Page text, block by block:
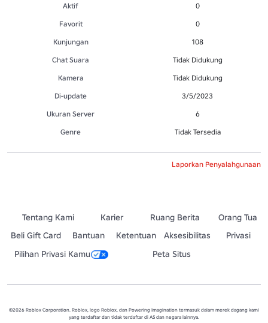
Aktif
0
Favorit
0
Kunjungan
108
Chat Suara
Tidak Didukung
Kamera
Tidak Didukung
Di-update
3/5/2023
Ukuran Server
6
Genre
Tidak Tersedia
Laporkan Penyalahgunaan
Tentang Kami Karier Ruang Berita
Orang Tua
Beli Gift Card
Bantuan Ketentuan Aksesibilitas
Privasi
Pilihan Privasi Kamu
Peta Situs
©2026 Roblox Corporation. Roblox, logo Roblox, dan Powering Imagination termasuk dalam merek dagang kami
yang terdaftar dan tidak terdaftar di AS dan negara lainnya.